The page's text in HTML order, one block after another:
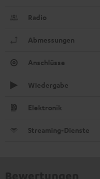
Radio
Abmessungen
Anschlüsse
Wiedergabe
Elektronik
Streaming-Dienste